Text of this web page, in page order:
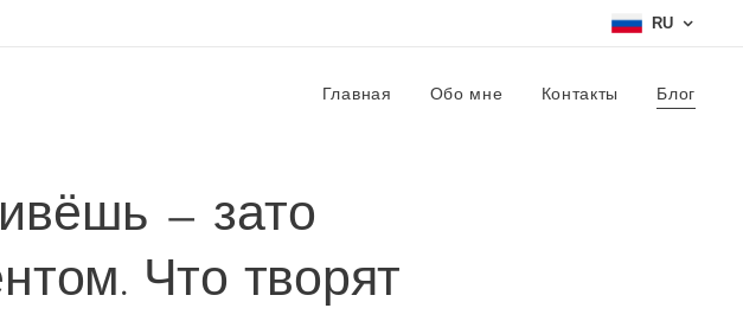
RU
Главная Обо мне Контакты Блог
— зато
Что творят